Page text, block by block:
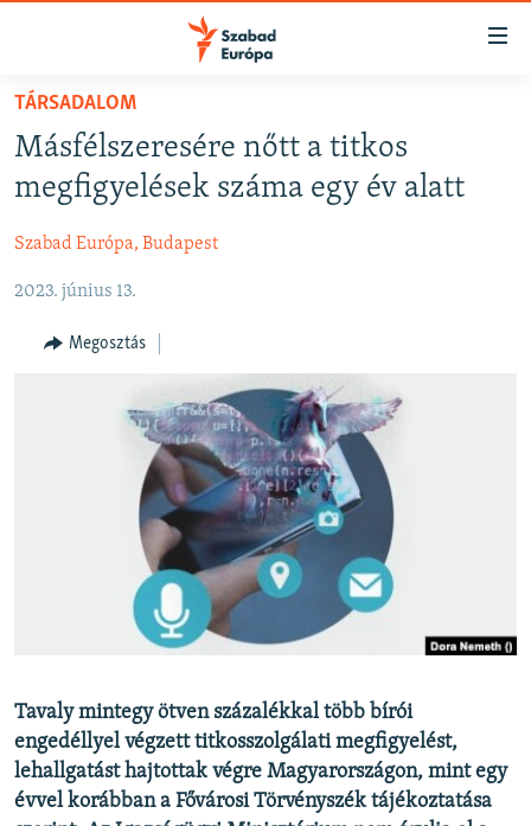
Akadálymentes
Ugrás
fő
oldalra
Ugrás
NAPIRENDEN
AKTUÁLIS
PODCASTOK
VIDEÓK
ELEMZŐ
NER15
TÁRSADALOM
A PÉNZ NYOMÁBAN
EURÓPAI UNIÓ
KLÍMAVÁLTOZÁS
KÖVESSEN MINKET!
TÁRSADALOM
Másfélszeresére nőtt a titkos
megfigyelések száma egy év alatt
Szabad Európa, Budapest
2023. június 13.
Megosztás
Tavaly mintegy ötven százalékkal több bírói
engedéllyel végzett titkosszolgálati megfigyelést,
lehallgatást hajtottak végre Magyarországon, mint egy
évvel korábban a Fővárosi Törvényszék tájékoztatása